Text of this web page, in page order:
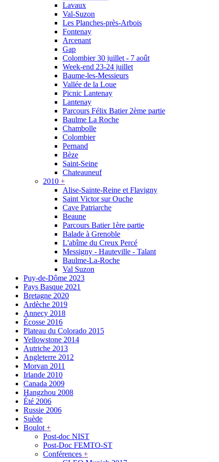
Lavaux
Val-Suzon
Les Planches-près-Arbois
Fontenay
Arcenant
Gap
Colombier 30 juillet - 7 août
Week-end 23-24 juillet
Baume-les-Messieurs
Vallée de la Loue
Picnic Lantenay
Lantenay
Parcours Félix Batier 2ème partie
Baulme La Roche
Chambolle
Colombier
Pernand
Bèze
Saint-Seine
Chateauneuf
2010 +
Alise-Sainte-Reine et Flavigny
Saint Victor sur Ouche
Cave Patriarche
Beaune
Parcours Batier 1ère partie
Balade à Grenoble
L'abîme du Creux Percé
Messigny - Hauteville - Talant
Baulme-La-Roche
Val Suzon
Puy-de-Dôme 2023
Pays Basque 2021
Bretagne 2020
Ardèche 2019
Annecy 2018
Écosse 2016
Plateau du Colorado 2015
Yellowstone 2014
Autriche 2013
Angleterre 2012
Morvan 2011
Irlande 2010
Canada 2009
Hangzhou 2008
Été 2006
Russie 2006
Suède
Boulot +
Post-doc NIST
Post-Doc FEMTO-ST
Conférences +